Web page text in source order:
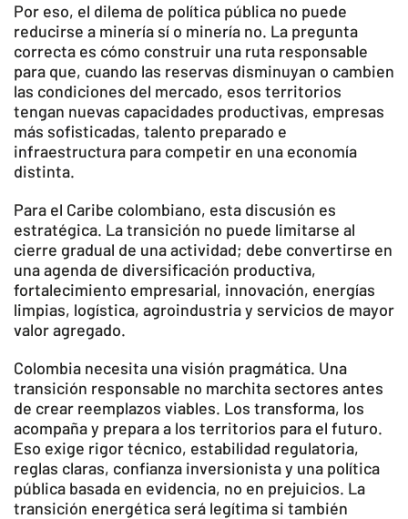
Por eso, el dilema de política pública no puede
reducirse a minería sí o minería no. La pregunta
correcta es cómo construir una ruta responsable
para que, cuando las reservas disminuyan o cambien
las condiciones del mercado, esos territorios
tengan nuevas capacidades productivas, empresas
más sofisticadas, talento preparado e
infraestructura para competir en una economía
distinta.
Para el Caribe colombiano, esta discusión es
estratégica. La transición no puede limitarse al
cierre gradual de una actividad; debe convertirse en
una agenda de diversificación productiva,
fortalecimiento empresarial, innovación, energías
limpias, logística, agroindustria y servicios de mayor
valor agregado.
Colombia necesita una visión pragmática. Una
transición responsable no marchita sectores antes
de crear reemplazos viables. Los transforma, los
acompaña y prepara a los territorios para el futuro.
Eso exige rigor técnico, estabilidad regulatoria,
reglas claras, confianza inversionista y una política
pública basada en evidencia, no en prejuicios. La
transición energética será legítima si también